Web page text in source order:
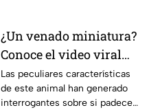
¿Un venado miniatura?
Conoce el video viral
que causa asombro en
redes sociales
Las peculiares características
de este animal han generado
interrogantes sobre si padece